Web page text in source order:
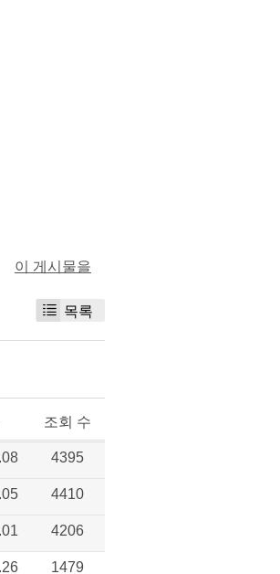
이 게시물을
목록
조회 수
4395
4410
4206
1479